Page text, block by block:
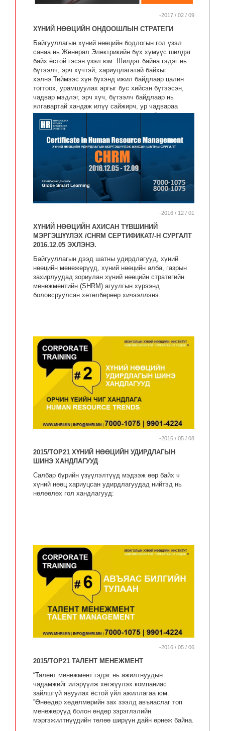
-2017 / 02 / 09
ХҮНИЙ НӨӨЦИЙН ОНДООШЛЫН СТРАТЕГИ
Байгууллагын хүний нөөцийн бодлогын гол үзэл
санаа нь Женерал Электрикийн бүх хүмүүс шилдэг
байх ёстой гэсэн үзэл юм. Шилдэг байна гэдэг нь
бүтээлч, эрч хүчтэй, хариуцлагатай байхыг
хэлнэ.Тиймээс хүн бүхэнд ижил байдлаар цалин
тогтоох, урамшуулах аргыг бус хийсэн бүтээсэн,
чадвар мэдлэг, эрч хүч, бүтээлч байдлаар нь
ялгавартай хандаж илүү сайжирч, ур чадвараа
дээшлүүлэхэд нь түлхэц өгөх стратегийг
баримталдаг.
-2016 / 12 / 01
ХҮНИЙ НӨӨЦИЙН АХИСАН ТҮВШИНИЙ
МЭРГЭШҮҮЛЭХ /CHRM СЕРТИФИКАТ/-Н СУРГАЛТ
2016.12.05 ЭХЛЭНЭ.
Байгууллагын дээд шатны удирдлагууд, хүний
нөөцийн менежерүүд, хүний нөөцийн алба, газрын
захирлуудад зориулан хүний нөөцийн стратегийн
менежментийн (SHRM) агуулгын хүрээнд
боловсруулсан хөтөлбөрөөр хичээллэнэ.
-2016 / 05 / 08
2015/TOP21 ХҮНИЙ НӨӨЦИЙН УДИРДЛАГЫН
ШИНЭ ХАНДЛАГУУД
Салбар бүрийн үзүүлэлтүүд мэдээж өөр байх ч
хүний нөөц хариуцсан удирдлагуудад нийтэд нь
нөлөөлөх гол хандлагууд:
-2016 / 05 / 06
2015/TOP21 ТАЛЕНТ МЕНЕЖМЕНТ
“Талент менежмент гэдэг нь ажилтнуудын
чадамжийг илэрүүлж хөгжүүлэх компаниас
зайлшгүй явуулах ёстой үйл ажиллагаа юм.
”Өнөөдөр хөдөлмөрийн зах зээлд авъяаслаг топ
менежерүүд болон өндөр зэрэглэлийн
мэргэжилтнүүдийн төлөө ширүүн дайн өрнөж байна.